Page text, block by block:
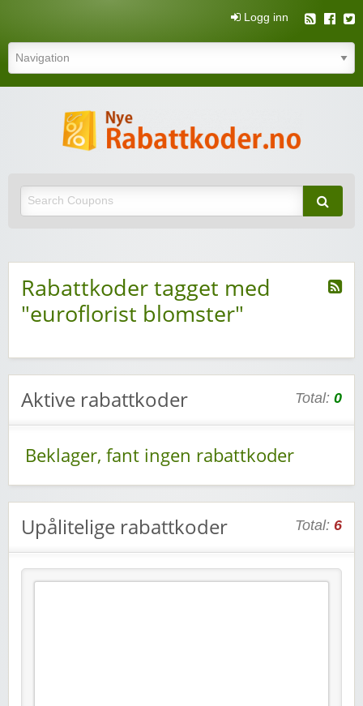
Logg inn
Rabattkoder tagget med
"euroflorist blomster"
Aktive rabattkoder Total: 0
Beklager, fant ingen rabattkoder
Upålitelige rabattkoder Total: 6